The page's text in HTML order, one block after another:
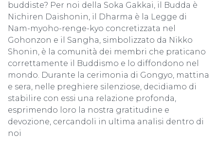
buddiste? Per noi della Soka Gakkai, il Budda è
Nichiren Daishonin, il Dharma è la Legge di
Nam-myoho-renge-kyo concretizzata nel
Gohonzon e il Sangha, simbolizzato da Nikko
Shonin, è la comunità dei membri che praticano
correttamente il Buddismo e lo diffondono nel
mondo. Durante la cerimonia di Gongyo, mattina
e sera, nelle preghiere silenziose, decidiamo di
stabilire con essi una relazione profonda,
esprimendo loro la nostra gratitudine e
devozione, cercandoli in ultima analisi dentro di
noi